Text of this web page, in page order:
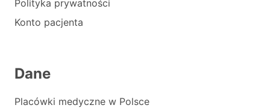
Polityka prywatności
Konto pacjenta
Dane
Placówki medyczne w Polsce